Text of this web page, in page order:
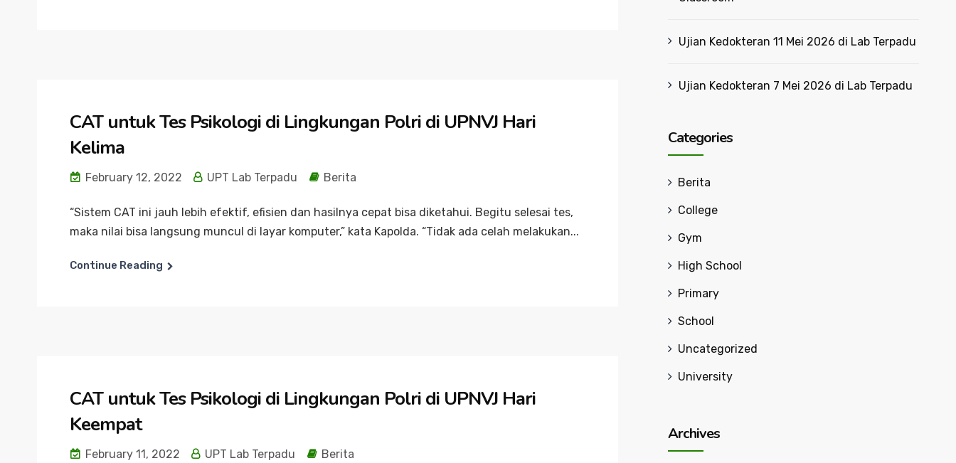
CAT untuk Tes Psikologi di Lingkungan Polri di UPNVJ Hari
Kelima
February 12, 2022 UPT Lab Terpadu Berita
“Sistem CAT ini jauh lebih efektif, efisien dan hasilnya cepat bisa diketahui. Begitu selesai tes,
maka nilai bisa langsung muncul di layar komputer,” kata Kapolda. “Tidak ada celah melakukan...
Continue Reading
CAT untuk Tes Psikologi di Lingkungan Polri di UPNVJ Hari
Keempat
February 11, 2022 UPT Lab Terpadu Berita
Ujian Kedokteran 11 Mei 2026 di Lab Terpadu
Ujian Kedokteran 7 Mei 2026 di Lab Terpadu
Categories
Berita
College
Gym
High School
Primary
School
Uncategorized
University
Archives